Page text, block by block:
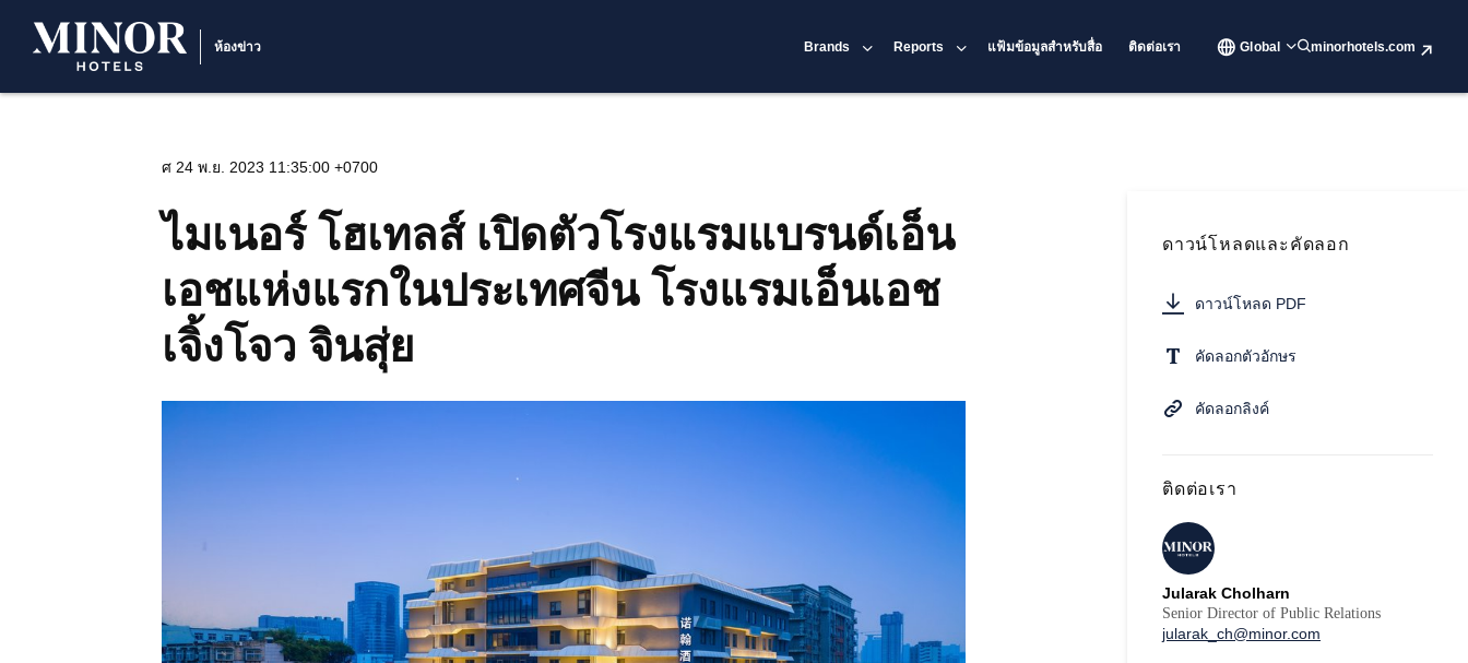
ห้องข่าว Brands Reports แฟ้มข้อมูลสำหรับสื่อ ติดต่อเรา Global minorhotels.com
ศ 24 พ.ย. 2023 11:35:00 +0700
ไมเนอร์ โฮเทลส์ เปิดตัวโรงแรมแบรนด์เอ็น
เอชแห่งแรกในประเทศจีน โรงแรมเอ็นเอช
เจิ้งโจว จินสุ่ย
ดาวน์โหลดและคัดลอก
ดาวน์โหลด PDF
คัดลอกตัวอักษร
คัดลอกลิงค์
ติดต่อเรา
Jularak Cholharn
Senior Director of Public Relations
jularak_ch@minor.com